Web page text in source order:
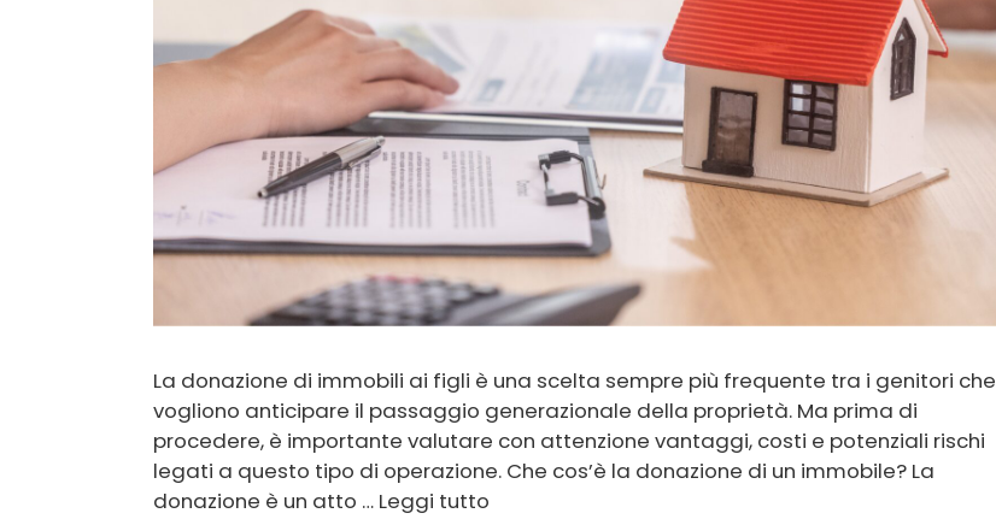
La donazione di immobili ai figli è una scelta sempre più frequente tra i genitori che
vogliono anticipare il passaggio generazionale della proprietà. Ma prima di
procedere, è importante valutare con attenzione vantaggi, costi e potenziali rischi
legati a questo tipo di operazione. Che cos’è la donazione di un immobile? La
donazione è un atto … Leggi tutto